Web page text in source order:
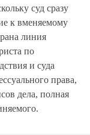
суд сразу
к вменяемому
линия
по
и суда
права,
дела, полная